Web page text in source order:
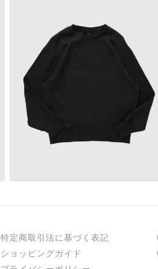
特定商取引法に基づく表記
ショッピングガイド